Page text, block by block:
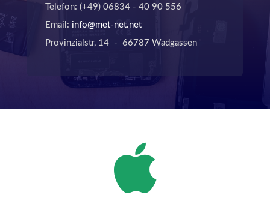
Telefon: (+49) 06834 - 40 90 556
Email: info@met-net.net
Provinzialstr, 14 - 66787 Wadgassen
